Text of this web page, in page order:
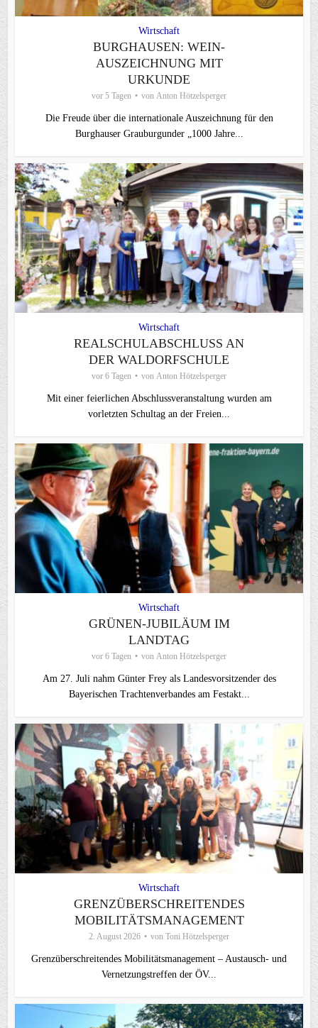
Wirtschaft
BURGHAUSEN: WEIN-
AUSZEICHNUNG MIT
URKUNDE
vor 5 Tagen von Anton Hötzelsperger
Die Freude über die internationale Auszeichnung für den
Burghauser Grauburgunder „1000 Jahre...
Wirtschaft
REALSCHULABSCHLUSS AN
DER WALDORFSCHULE
vor 6 Tagen von Anton Hötzelsperger
Mit einer feierlichen Abschlussveranstaltung wurden am
vorletzten Schultag an der Freien...
Wirtschaft
GRÜNEN-JUBILÄUM IM
LANDTAG
vor 6 Tagen von Anton Hötzelsperger
Am 27. Juli nahm Günter Frey als Landesvorsitzender des
Bayerischen Trachtenverbandes am Festakt...
Wirtschaft
GRENZÜBERSCHREITENDES
MOBILITÄTSMANAGEMENT
2. August 2026 von Toni Hötzelsperger
Grenzüberschreitendes Mobilitätsmanagement – Austausch- und
Vernetzungstreffen der ÖV...